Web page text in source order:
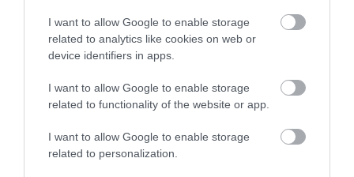
I want to allow Google to enable storage
related to analytics like cookies on web or
device identifiers in apps.
I want to allow Google to enable storage
related to functionality of the website or app.
I want to allow Google to enable storage
related to personalization.
Faragó Róbert
Kolbász: 3-5 kis karika
Kukorica: max 10 szem
Nem ajánlom senkinek.
Jelentés
Évek óta visszatérő vendégek